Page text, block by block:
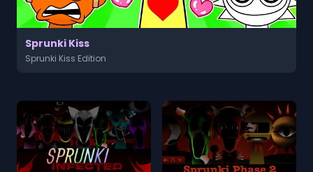
Sprunki Kiss
Sprunki Kiss Edition